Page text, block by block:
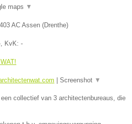
maps ▼
AC Assen (Drenthe)
, KvK: -
Screenshot ▼
collectief van 3 architectenbureaus, die